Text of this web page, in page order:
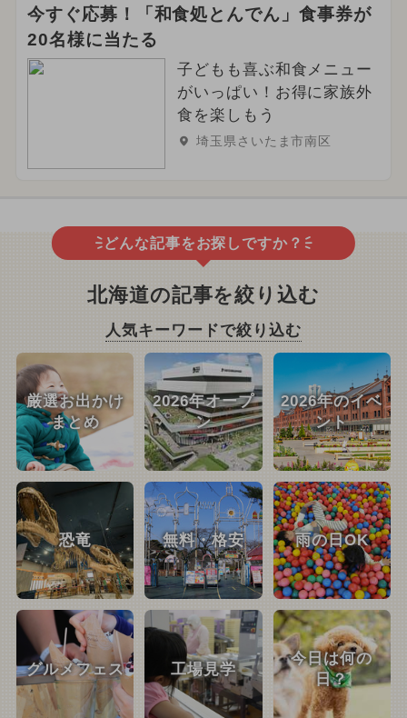
今すぐ応募！「和食処とんでん」食事券が
20名様に当たる
子どもも喜ぶ和食メニュー
がいっぱい！お得に家族外
食を楽しもう
埼玉県さいたま市南区
どんな記事をお探しですか？
北海道の記事を絞り込む
人気キーワードで絞り込む
厳選お出かけ
まとめ
2026年オープ
ン
2026年のイベ
ント
恐竜 無料・格安 雨の日OK
グルメフェス 工場見学
今日は何の
日？